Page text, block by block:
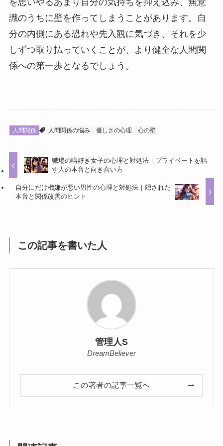
識のうちに壁を作ってしまうことがあります。自
分の内側にある恐れや先入観に気づき、それを少
しずつ取り払っていくことが、より健全な人間関
係への第一歩となるでしょう。
人間関係 人間関係の悩み 優しさの心理 心の壁
職場の噂好き女子の心理と対処法｜プライベートを話
す人の本音と向き合い方
自分にだけ機嫌が悪い男性の心理と対処法｜隠された
本音と関係改善のヒント
この記事を書いた人
管理人S
DreamBeliever
この著者の記事一覧へ